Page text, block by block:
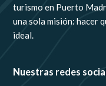
turismo en Puerto
una sola misión: hacer
ideal.
Nuestras redes